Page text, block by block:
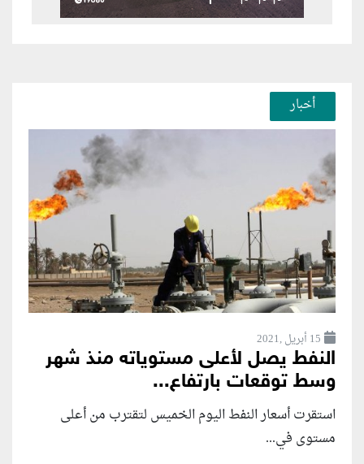
أخبار
15 أبريل ,2021
النفط يصل لأعلى مستوياته منذ شهر
وسط توقعات بارتفاع...
استقرت أسعار النفط اليوم الخميس لتقترب من أعلى
مستوى في...